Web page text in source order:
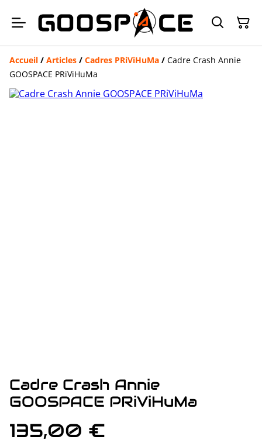
Accueil / Articles / Cadres PRiViHuMa / Cadre Crash Annie
GOOSPACE PRiViHuMa
Cadre Crash Annie
GOOSPACE PRiViHuMa
135,00 €